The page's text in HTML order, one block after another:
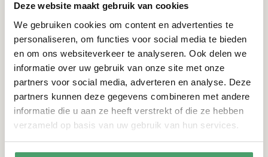
Deze website maakt gebruik van cookies
We gebruiken cookies om content en advertenties te
personaliseren, om functies voor social media te bieden
en om ons websiteverkeer te analyseren. Ook delen we
informatie over uw gebruik van onze site met onze
partners voor social media, adverteren en analyse. Deze
partners kunnen deze gegevens combineren met andere
informatie die u aan ze heeft verstrekt of die ze hebben
verzameld op basis van uw gebruik van hun services.
Openingstijden
MA: 09:00 - 15:00 uur
DI:
gesloten
WO: 09:00 - 12:30 uur
DO: gesloten
VR: 09:00 - 12:30 uur
ZA:
09:00 - 12:30 uur Let op; in augustus zijn wij op zaterdag
ZO: gesloten